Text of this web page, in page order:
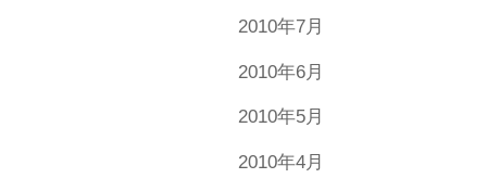
2010年7月
2010年6月
2010年5月
2010年4月